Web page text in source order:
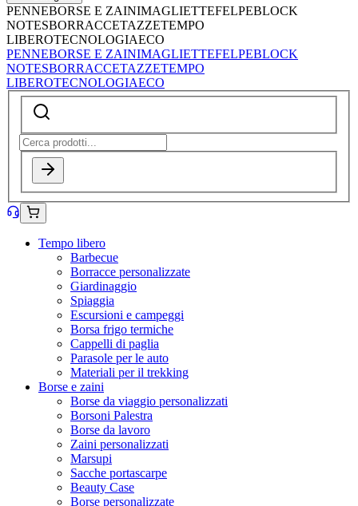
PENNEBORSE E ZAINIMAGLIETTEFELPEBLOCK
NOTESBORRACCETAZZETEMPO
LIBEROTECNOLOGIAECO
PENNEBORSE E ZAINIMAGLIETTEFELPEBLOCK
NOTESBORRACCETAZZETEMPO
LIBEROTECNOLOGIAECO
Tempo libero
Barbecue
Borracce personalizzate
Giardinaggio
Spiaggia
Escursioni e campeggi
Borsa frigo termiche
Cappelli di paglia
Parasole per le auto
Materiali per il trekking
Borse e zaini
Borse da viaggio personalizzati
Borsoni Palestra
Borse da lavoro
Zaini personalizzati
Marsupi
Sacche portascarpe
Beauty Case
Borse personalizzate